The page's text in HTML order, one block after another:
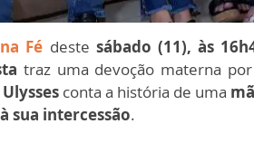
Fé deste sábado (11), às
traz uma devoção materna por
conta a história de uma
sua intercessão.